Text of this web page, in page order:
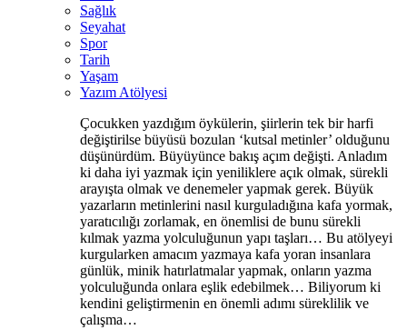
Sağlık
Seyahat
Spor
Tarih
Yaşam
Yazım Atölyesi
Çocukken yazdığım öykülerin, şiirlerin tek bir harfi
değiştirilse büyüsü bozulan ‘kutsal metinler’ olduğunu
düşünürdüm. Büyüyünce bakış açım değişti. Anladım
ki daha iyi yazmak için yeniliklere açık olmak, sürekli
arayışta olmak ve denemeler yapmak gerek. Büyük
yazarların metinlerini nasıl kurguladığına kafa yormak,
yaratıcılığı zorlamak, en önemlisi de bunu sürekli
kılmak yazma yolculuğunun yapı taşları… Bu atölyeyi
kurgularken amacım yazmaya kafa yoran insanlara
günlük, minik hatırlatmalar yapmak, onların yazma
yolculuğunda onlara eşlik edebilmek… Biliyorum ki
kendini geliştirmenin en önemli adımı süreklilik ve
çalışma…